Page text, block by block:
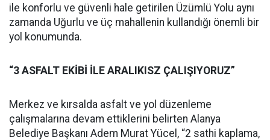
ile konforlu ve güvenli hale getirilen Üzümlü Yolu aynı
zamanda Uğurlu ve üç mahallenin kullandığı önemli bir
yol konumunda.
“3 ASFALT EKİBİ İLE ARALIKISZ ÇALIŞIYORUZ”
Merkez ve kırsalda asfalt ve yol düzenleme
çalışmalarına devam ettiklerini belirten Alanya
Belediye Başkanı Adem Murat Yücel, “2 sathi kaplama,